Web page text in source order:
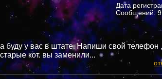
Дата
Сообщений: 9
буду у вас в штате. Напиши свой телефон
кот. вы заменили...